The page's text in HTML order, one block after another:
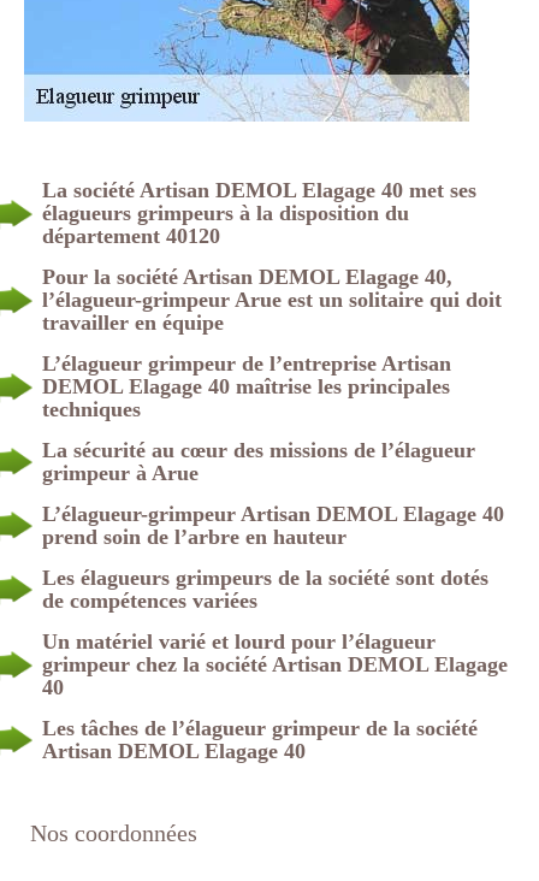
La société Artisan DEMOL Elagage 40 met ses
élagueurs grimpeurs à la disposition du
département 40120
Pour la société Artisan DEMOL Elagage 40,
l’élagueur-grimpeur Arue est un solitaire qui doit
travailler en équipe
L’élagueur grimpeur de l’entreprise Artisan
DEMOL Elagage 40 maîtrise les principales
techniques
La sécurité au cœur des missions de l’élagueur
grimpeur à Arue
L’élagueur-grimpeur Artisan DEMOL Elagage 40
prend soin de l’arbre en hauteur
Les élagueurs grimpeurs de la société sont dotés
de compétences variées
Un matériel varié et lourd pour l’élagueur
grimpeur chez la société Artisan DEMOL Elagage
40
Les tâches de l’élagueur grimpeur de la société
Artisan DEMOL Elagage 40
Nos coordonnées